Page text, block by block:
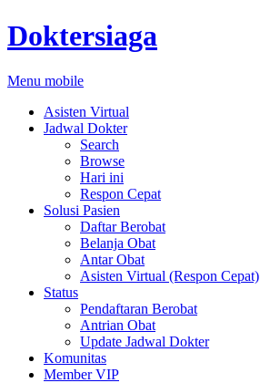
Doktersiaga
Menu mobile
Asisten Virtual
Jadwal Dokter
Search
Browse
Hari ini
Respon Cepat
Solusi Pasien
Daftar Berobat
Belanja Obat
Antar Obat
Asisten Virtual (Respon Cepat)
Status
Pendaftaran Berobat
Antrian Obat
Update Jadwal Dokter
Komunitas
Member VIP